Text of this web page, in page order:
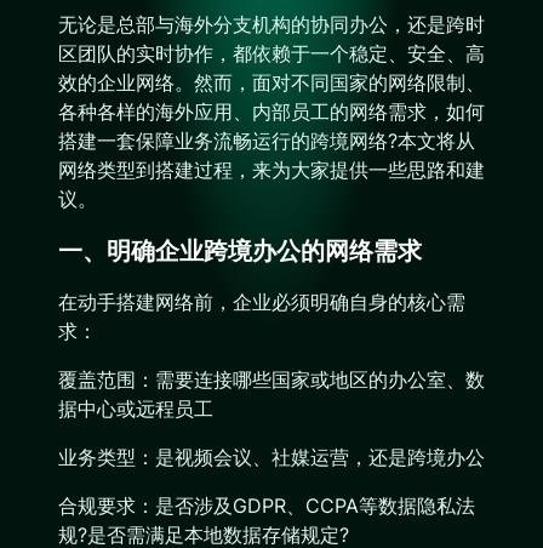
无论是总部与海外分支机构的协同办公，还是跨时
区团队的实时协作，都依赖于一个稳定、安全、高
效的企业网络。然而，面对不同国家的网络限制、
各种各样的海外应用、内部员工的网络需求，如何
搭建一套保障业务流畅运行的跨境网络?本文将从
网络类型到搭建过程，来为大家提供一些思路和建
议。
一、明确企业跨境办公的网络需求
在动手搭建网络前，企业必须明确自身的核心需
求：
覆盖范围：需要连接哪些国家或地区的办公室、数
据中心或远程员工
业务类型：是视频会议、社媒运营，还是跨境办公
合规要求：是否涉及GDPR、CCPA等数据隐私法
规?是否需满足本地数据存储规定?